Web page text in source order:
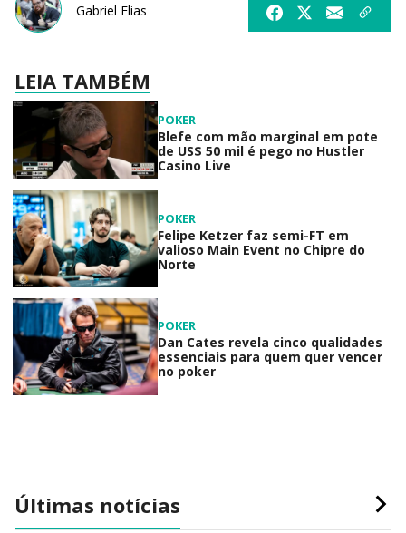
Gabriel Elias
LEIA TAMBÉM
POKER
Blefe com mão marginal em pote
de US$ 50 mil é pego no Hustler
Casino Live
POKER
Felipe Ketzer faz semi-FT em
valioso Main Event no Chipre do
Norte
POKER
Dan Cates revela cinco qualidades
essenciais para quem quer vencer
no poker
Últimas notícias